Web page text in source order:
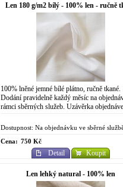
Len 180 g/m2 bílý - 100% len - ručně
100% lněné jemné bílé plátno, ručně tkané.
Dodání pravidelně každý měsíc na
rámci sběrných služeb. Uzávěrka
Dostupnost: Na objednávku ve sběrné
Cena: 750 Kč
Detail Koupit
Len lehký natural - 100% len